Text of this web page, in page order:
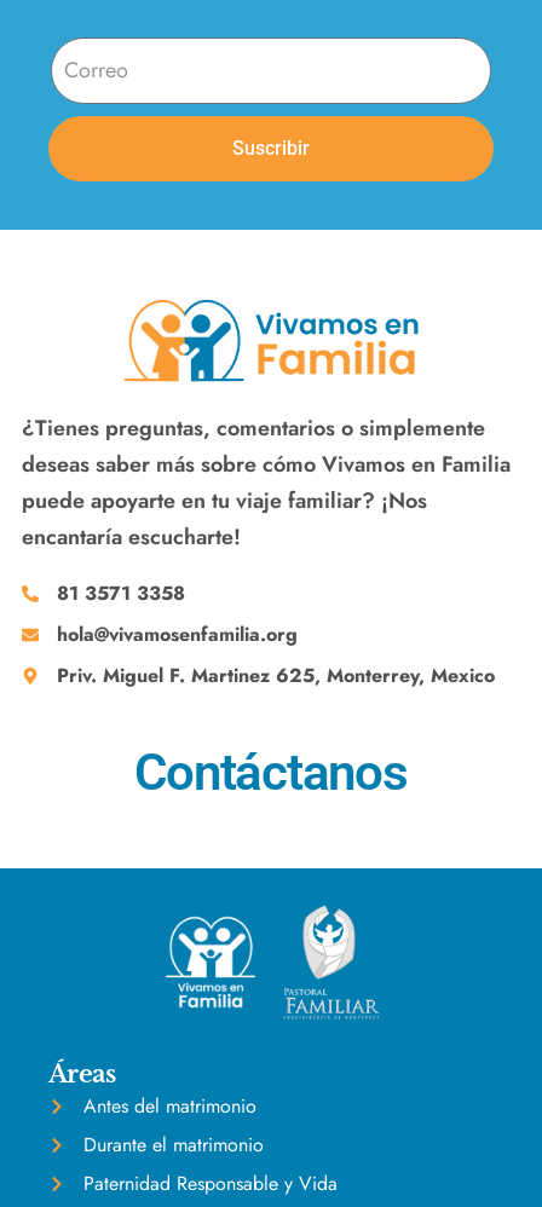
Suscribir
¿Tienes preguntas, comentarios o simplemente
deseas saber más sobre cómo Vivamos en Familia
puede apoyarte en tu viaje familiar? ¡Nos
encantaría escucharte!
81 3571 3358
hola@vivamosenfamilia.org
Priv. Miguel F. Martinez 625, Monterrey, Mexico
Contáctanos
Áreas
Antes del matrimonio
Durante el matrimonio
Paternidad Responsable y Vida